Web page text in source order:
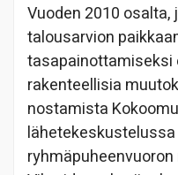
Vuoden 2010
talousarvion
rakenteellisia
nostamista